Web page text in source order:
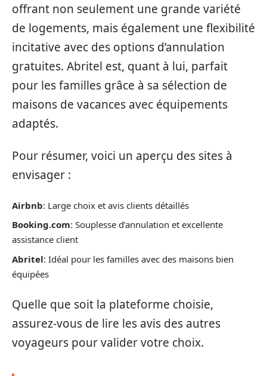
offrant non seulement une grande variété
de logements, mais également une flexibilité
incitative avec des options d’annulation
gratuites. Abritel est, quant à lui, parfait
pour les familles grâce à sa sélection de
maisons de vacances avec équipements
adaptés.
Pour résumer, voici un aperçu des sites à
envisager :
Airbnb: Large choix et avis clients détaillés
Booking.com: Souplesse d’annulation et excellente
assistance client
Abritel: Idéal pour les familles avec des maisons bien
équipées
Quelle que soit la plateforme choisie,
assurez-vous de lire les avis des autres
voyageurs pour valider votre choix.